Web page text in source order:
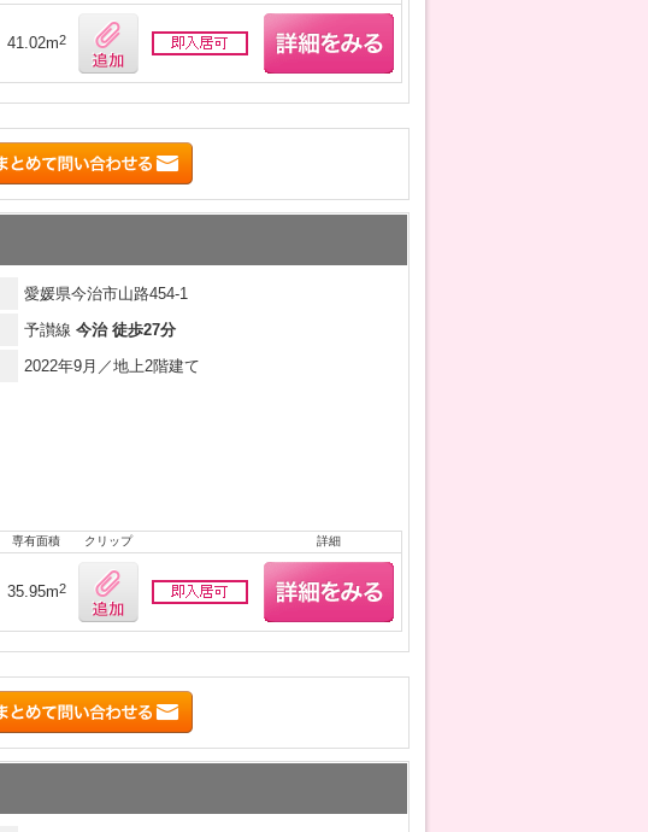
41.02m2
愛媛県今治市山路454-1
予讃線 今治 徒歩27分
2022年9月／地上2階建て
専有面積 クリップ 詳細
35.95m2